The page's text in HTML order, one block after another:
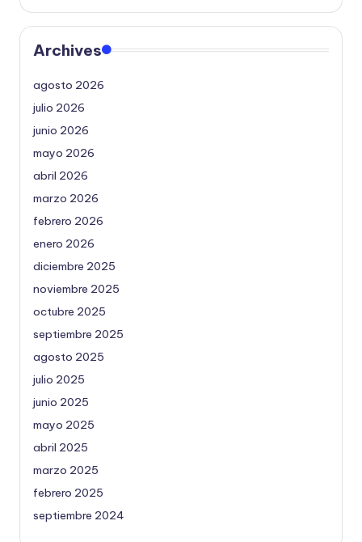
Archives
agosto 2026
julio 2026
junio 2026
mayo 2026
abril 2026
marzo 2026
febrero 2026
enero 2026
diciembre 2025
noviembre 2025
octubre 2025
septiembre 2025
agosto 2025
julio 2025
junio 2025
mayo 2025
abril 2025
marzo 2025
febrero 2025
septiembre 2024